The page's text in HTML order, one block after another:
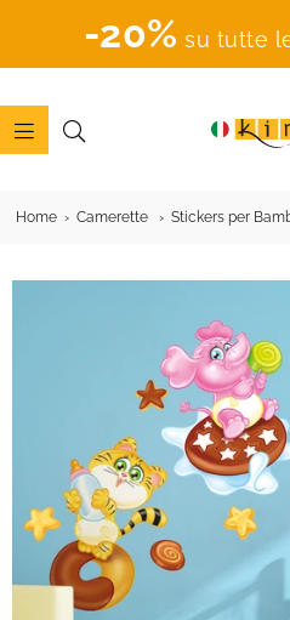
-20% su tutte
Home Camerette Stickers per